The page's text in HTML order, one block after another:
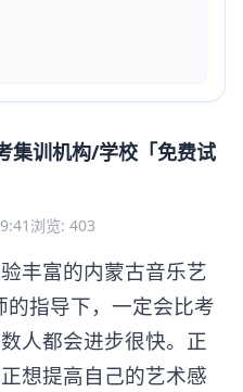
集训机构/学校「免费试
浏览: 403
富的内蒙古音乐艺
指导下，一定会比考
人都会进步很快。正
想提高自己的艺术感